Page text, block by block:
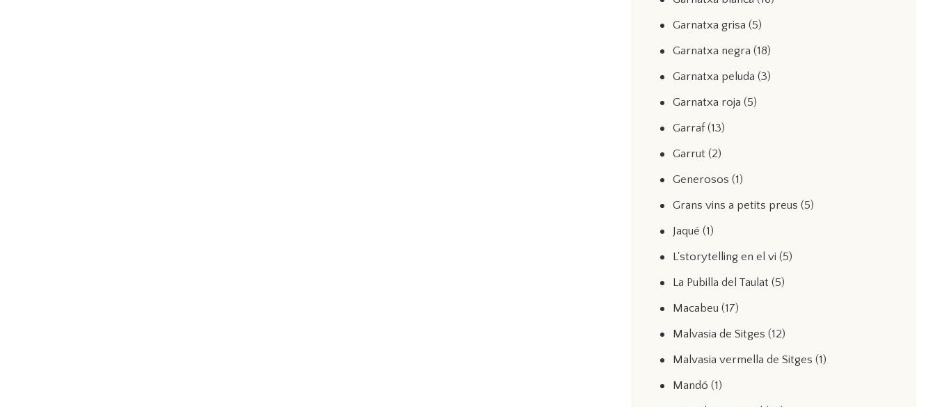
Garnatxa grisa (5)
Garnatxa negra (18)
Garnatxa peluda (3)
Garnatxa roja (5)
Garraf (13)
Garrut (2)
Generosos (1)
Grans vins a petits preus (5)
Jaqué (1)
L'storytelling en el vi (5)
La Pubilla del Taulat (5)
Macabeu (17)
Malvasia de Sitges (12)
Malvasia vermella de Sitges (1)
Mandó (1)